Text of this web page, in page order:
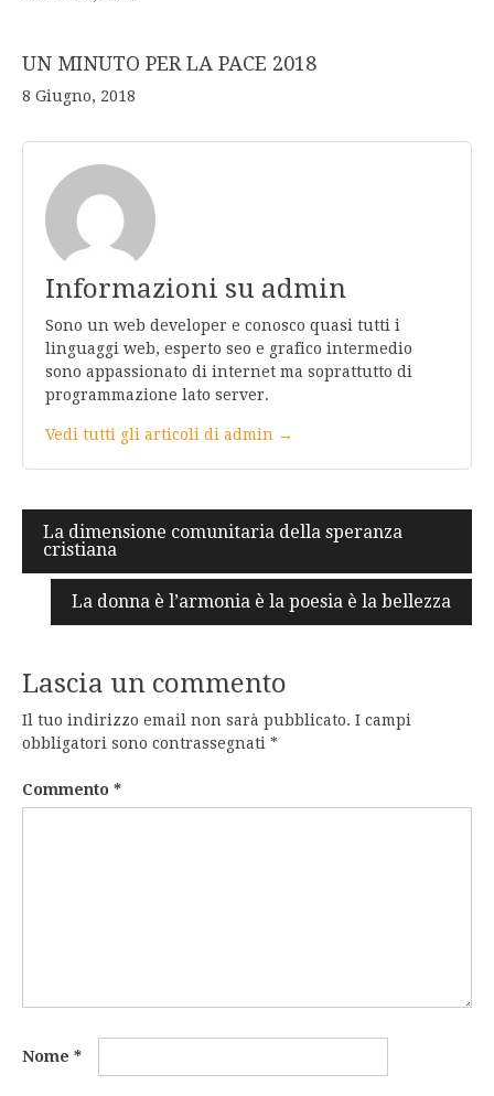
UN MINUTO PER LA PACE 2018
8 Giugno, 2018
Informazioni su admin
Sono un web developer e conosco quasi tutti i
linguaggi web, esperto seo e grafico intermedio
sono appassionato di internet ma soprattutto di
programmazione lato server.
Vedi tutti gli articoli di admin →
Navigazione
articoli
La dimensione comunitaria della speranza
cristiana
La donna è l’armonia è la poesia è la bellezza
Lascia un commento
Il tuo indirizzo email non sarà pubblicato. I campi
obbligatori sono contrassegnati *
Commento *
Nome *